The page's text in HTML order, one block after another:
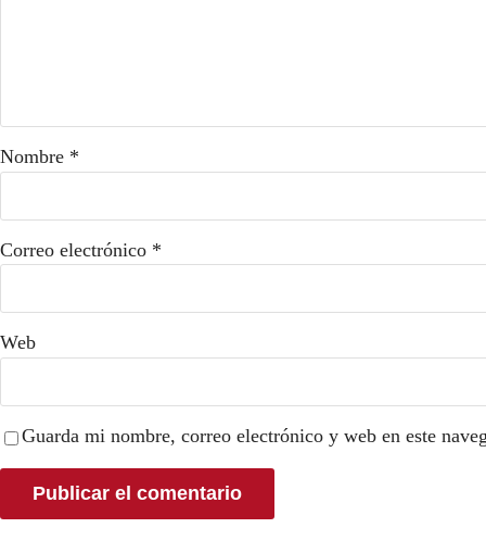
Nombre *
Correo electrónico *
Web
Guarda mi nombre, correo electrónico y web en este